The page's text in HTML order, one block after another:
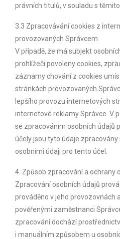
právních titulů, v souladu s
3.3 Zpracovávání cookies z
provozovaných Správcem
V případě, že má subjekt
prohlížeči povoleny cookies,
záznamy chování z cookies
stránkách provozovaných
lepšího provozu internetových
internetové reklamy Správce. V
se zpracováním osobních údajů
účely jsou tyto údaje
osobními údaji pro tento účel.
4. Způsob zpracování a ochrany
Zpracování osobních údajů
prováděno v jeho provozovnách
pověřenými zaměstnanci
zpracování dochází
i manuálním způsobem u